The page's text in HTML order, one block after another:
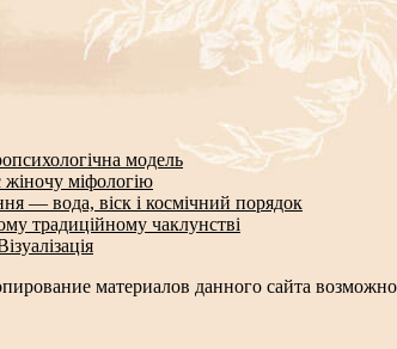
модель
міфологію
— вода, віск і космічний порядок
традиційному чаклунстві
материалов данного сайта